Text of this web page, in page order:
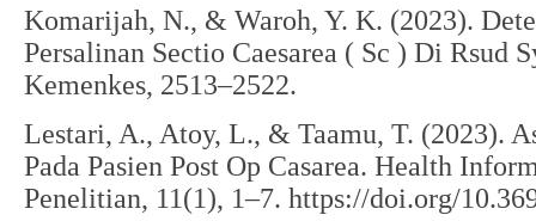
Komarijah, N., & Waroh, Y. K. (2023).
Persalinan Sectio Caesarea ( Sc ) Di Rsud
Kemenkes, 2513–2522.
Lestari, A., Atoy, L., & Taamu, T. (2023).
Pada Pasien Post Op Casarea. Health
Penelitian, 11(1), 1–7. https://doi.org/